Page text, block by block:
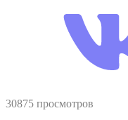
30875 просмотров